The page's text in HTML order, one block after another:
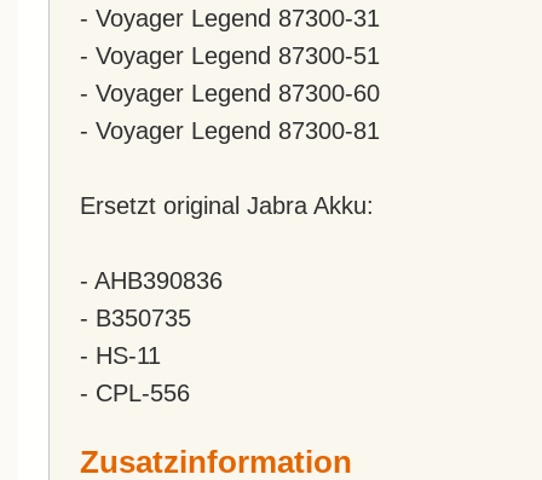
- Voyager Legend 87300-31
- Voyager Legend 87300-51
- Voyager Legend 87300-60
- Voyager Legend 87300-81
Ersetzt original Jabra Akku:
- AHB390836
- B350735
- HS-11
- CPL-556
Zusatzinformation